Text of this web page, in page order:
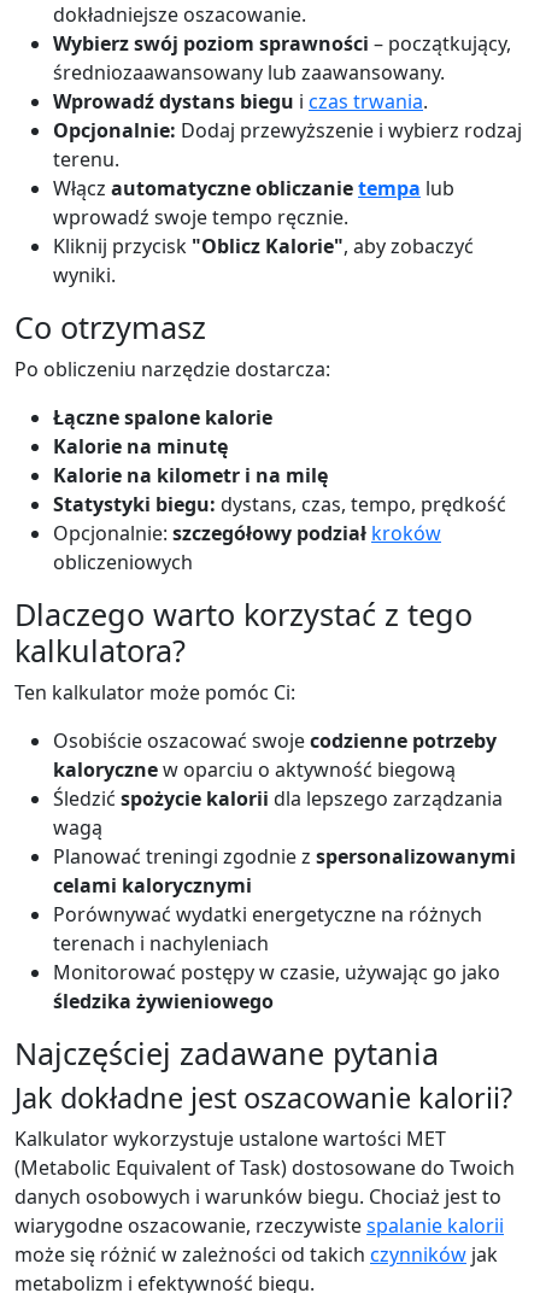
dokładniejsze oszacowanie.
Wybierz swój poziom sprawności – początkujący,
średniozaawansowany lub zaawansowany.
Wprowadź dystans biegu i czas trwania.
Opcjonalnie: Dodaj przewyższenie i wybierz rodzaj
terenu.
Włącz automatyczne obliczanietempa lub
wprowadź swoje tempo ręcznie.
Kliknij przycisk "Oblicz Kalorie", aby zobaczyć
wyniki.
Co otrzymasz
Po obliczeniu narzędzie dostarcza:
Łączne spalone kalorie
Kalorie na minutę
Kalorie na kilometr i na milę
Statystyki biegu: dystans, czas, tempo, prędkość
Opcjonalnie: szczegółowy podział kroków
obliczeniowych
Dlaczego warto korzystać z tego
kalkulatora?
Ten kalkulator może pomóc Ci:
Osobiście oszacować swojecodzienne potrzeby
kalorycznew oparciu o aktywność biegową
Śledzić spożycie kalorii dla lepszego zarządzania
wagą
Planować treningi zgodnie z spersonalizowanymi
celami kalorycznymi
Porównywać wydatki energetyczne na różnych
terenach i nachyleniach
Monitorować postępy w czasie, używając go jako
śledzika żywieniowego
Najczęściej zadawane pytania
Jak dokładne jest oszacowanie kalorii?
Kalkulator wykorzystuje ustalone wartości MET
(Metabolic Equivalent of Task) dostosowane do Twoich
danych osobowych i warunków biegu. Chociaż jest to
wiarygodne oszacowanie, rzeczywistespalanie kalorii
może się różnić w zależności od takich czynników jak
metabolizm i efektywność biegu.